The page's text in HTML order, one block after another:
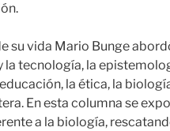
su vida Mario Bunge
la tecnología, la
la ética, la
En esta columna se
a la biología,